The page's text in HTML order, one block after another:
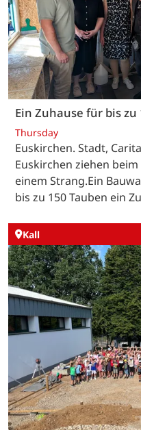
Ein Zuhause für bis zu
Thursday
Euskirchen. Stadt,
Euskirchen ziehen
einem Strang.Ein
bis zu 150 Tauben ein
Kall